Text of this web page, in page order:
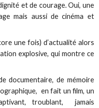
et de courage. Oui, une
mais aussi de cinéma et
une fois) d’actualité alors
explosive, qui montre ce
documentaire, de mémoire
en fait un film, un
troublant, jamais